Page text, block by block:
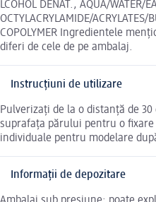
LCOHOL DENAT., AQUA/WATER/
OCTYLACRYLAMIDE/ACRYLATES/
COPOLYMER Ingredientele
diferi de cele de pe ambalaj.
Instrucțiuni de utilizare
Pulverizați de la o distanță de
suprafața părului pentru o
individuale pentru modelare
Informații de depozitare